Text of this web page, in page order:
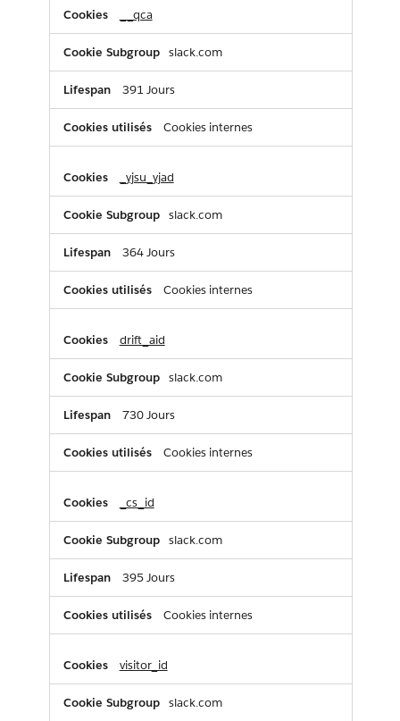
__qca
slack.com
391 Jours
Cookies internes
_yjsu_yjad
slack.com
364 Jours
Cookies internes
drift_aid
slack.com
730 Jours
Cookies internes
_cs_id
slack.com
395 Jours
Cookies internes
visitor_id
slack.com